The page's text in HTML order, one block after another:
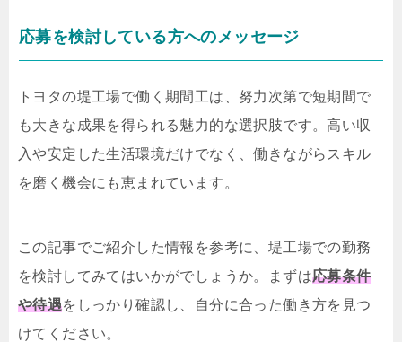
応募を検討している方へのメッセージ
トヨタの堤工場で働く期間工は、努力次第で短期間で
も大きな成果を得られる魅力的な選択肢です。高い収
入や安定した生活環境だけでなく、働きながらスキル
を磨く機会にも恵まれています。
この記事でご紹介した情報を参考に、堤工場での勤務
を検討してみてはいかがでしょうか。まずは応募条件
や待遇をしっかり確認し、自分に合った働き方を見つ
けてください。